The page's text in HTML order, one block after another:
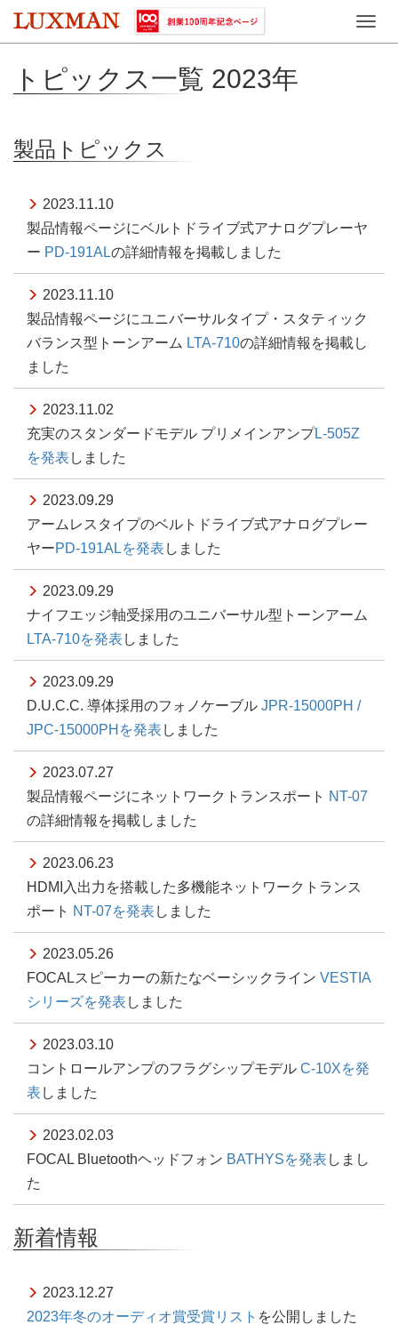
Toggle
トピックス一覧 2023年
製品トピックス
2023.11.10
製品情報ページにベルトドライブ式アナログプレーヤ
ー PD-191ALの詳細情報を掲載しました
2023.11.10
製品情報ページにユニバーサルタイプ・スタティック
バランス型トーンアーム LTA-710の詳細情報を掲載し
ました
2023.11.02
充実のスタンダードモデル プリメインアンプL-505Z
を発表 しました
2023.09.29
アームレスタイプのベルトドライブ式アナログプレー
ヤーPD-191ALを発表 しました
2023.09.29
ナイフエッジ軸受採用のユニバーサル型トーンアーム
LTA-710を発表 しました
2023.09.29
D.U.C.C. 導体採用のフォノケーブル JPR-15000PH /
JPC-15000PHを発表 しました
2023.07.27
製品情報ページにネットワークトランスポート NT-07
の詳細情報を掲載しました
2023.06.23
HDMI入出力を搭載した多機能ネットワークトランス
ポート NT-07を発表 しました
2023.05.26
FOCALスピーカーの新たなベーシックライン VESTIA
シリーズを発表 しました
2023.03.10
コントロールアンプのフラグシップモデル C-10Xを発
表 しました
2023.02.03
FOCAL Bluetoothヘッドフォン BATHYSを発表 しまし
た
新着情報
2023.12.27
2023年冬のオーディオ賞受賞リスト を公開しました